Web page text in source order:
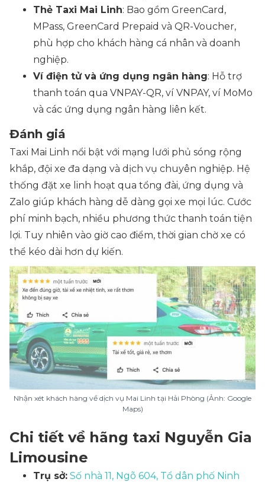
Thẻ Taxi Mai Linh: Bao gồm GreenCard,
MPass, GreenCard Prepaid và QR-Voucher,
phù hợp cho khách hàng cá nhân và doanh
nghiệp.
Ví điện tử và ứng dụng ngân hàng: Hỗ trợ
thanh toán qua VNPAY-QR, ví VNPAY, ví MoMo
và các ứng dụng ngân hàng liên kết.
Đánh giá
Taxi Mai Linh nổi bật với mạng lưới phủ sóng rộng
khắp, đội xe đa dạng và dịch vụ chuyên nghiệp. Hệ
thống đặt xe linh hoạt qua tổng đài, ứng dụng và
Zalo giúp khách hàng dễ dàng gọi xe mọi lúc. Cước
phí minh bạch, nhiều phương thức thanh toán tiện
lợi. Tuy nhiên vào giờ cao điểm, thời gian chờ xe có
thể kéo dài hơn dự kiến.
Nhận xét khách hàng về dịch vụ Mai Linh tại Hải Phòng (Ảnh: Google
Maps)
Chi tiết về hãng taxi Nguyễn Gia
Limousine
Trụ sở: Số nhà 11, Ngõ 604, Tổ dân phố Ninh